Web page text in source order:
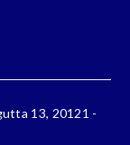
13, 20121 -